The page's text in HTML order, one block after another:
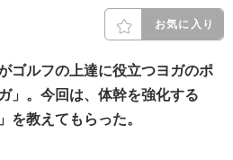
お気に入り
ゴルフの上達に役立つヨガのポ
」。今回は、体幹を強化する
を教えてもらった。